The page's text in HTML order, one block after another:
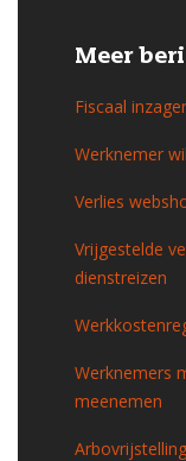
Meer
Fiscaal
Werknemer
Verlies
Vrijgestelde
dienstreizen
Werknemers
meenemen